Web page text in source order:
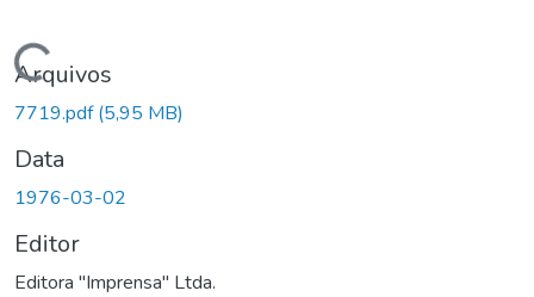
Carregando...
Arquivos
7719.pdf(5,95 MB)
Data
1976-03-02
Editor
Editora "Imprensa" Ltda.